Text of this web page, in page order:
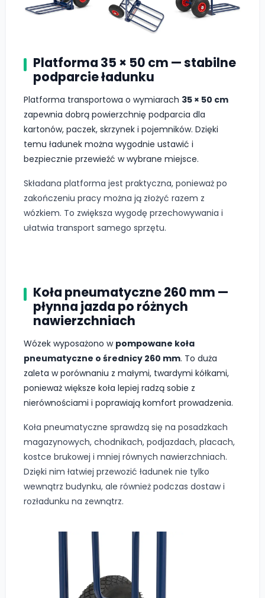
Platforma 35 × 50 cm — stabilne
podparcie ładunku
Platforma transportowa o wymiarach 35 × 50 cm
zapewnia dobrą powierzchnię podparcia dla
kartonów, paczek, skrzynek i pojemników. Dzięki
temu ładunek można wygodnie ustawić i
bezpiecznie przewieźć w wybrane miejsce.
Składana platforma jest praktyczna, ponieważ po
zakończeniu pracy można ją złożyć razem z
wózkiem. To zwiększa wygodę przechowywania i
ułatwia transport samego sprzętu.
Koła pneumatyczne 260 mm —
płynna jazda po różnych
nawierzchniach
Wózek wyposażono w pompowane koła
pneumatyczne o średnicy 260 mm. To duża
zaleta w porównaniu z małymi, twardymi kółkami,
ponieważ większe koła lepiej radzą sobie z
nierównościami i poprawiają komfort prowadzenia.
Koła pneumatyczne sprawdzą się na posadzkach
magazynowych, chodnikach, podjazdach, placach,
kostce brukowej i mniej równych nawierzchniach.
Dzięki nim łatwiej przewozić ładunek nie tylko
wewnątrz budynku, ale również podczas dostaw i
rozładunku na zewnątrz.